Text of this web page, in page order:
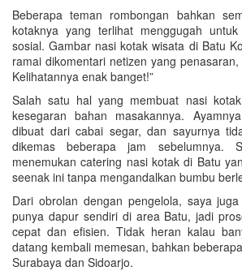
Beberapa teman rombongan bahkan
kotaknya yang terlihat menggugah
sosial. Gambar nasi kotak wisata di Batu
ramai dikomentari netizen yang
Kelihatannya enak banget!”
Salah satu hal yang membuat nasi
kesegaran bahan masakannya.
dibuat dari cabai segar, dan sayurnya
dikemas beberapa jam sebelumnya.
menemukan catering nasi kotak di Batu
seenak ini tanpa mengandalkan bumbu
Dari obrolan dengan pengelola, saya
punya dapur sendiri di area Batu, jadi
cepat dan efisien. Tidak heran kalau
datang kembali memesan, bahkan
Surabaya dan Sidoarjo.